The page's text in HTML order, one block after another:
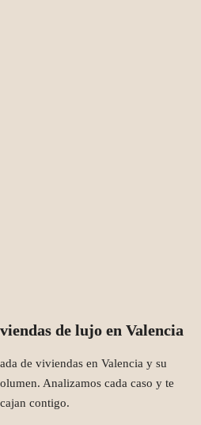
de lujo en Valencia
de viviendas en Valencia y su
Analizamos cada caso y te
contigo.